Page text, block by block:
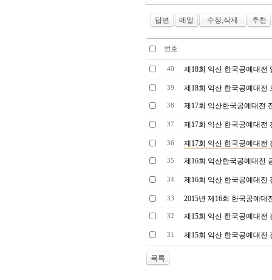
답변 메일 수정,삭제 추천
번호
40 제18회 익산 한국공예대전
39 제18회 익산 한국공예대전
38 제17회 익산한국공예대전
37 제17회 익산 한국공예대전
36 제17회 익산 한국공예대전
35 제16회 익산한국공예대전
34 제16회 익산 한국공예대전
33 2015년 제16회 한국공예대
32 제15회 익산 한국공예대전
31 제15회 익산 한국공예대전
목록